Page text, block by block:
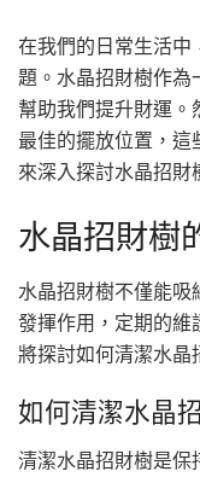
在我們的日常生活中
題。水晶招財樹作為
幫助我們提升財運。
最佳的擺放位置，
來深入探討水晶招財
水晶招財樹
水晶招財樹不僅能吸
發揮作用，定期的維
將探討如何清潔水晶
如何清潔水晶
清潔水晶招財樹是保